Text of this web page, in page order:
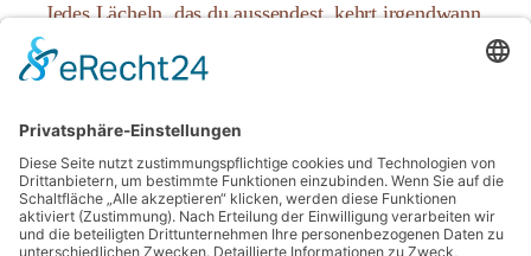
„Jedes Lächeln, das du aussendest, kehrt irgendwann
zu Dir zurück." Oscar Wilde